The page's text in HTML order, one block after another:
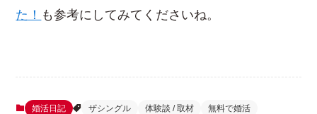
た！ も参考にしてみてくださいね。
婚活日記 ザシングル 体験談 / 取材 無料で婚活